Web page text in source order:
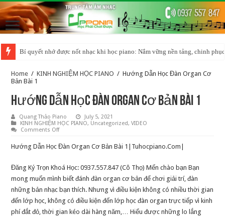
Bí quyết nhớ được nốt nhạc khi học piano: Nắm vững nền tảng, chinh
Home / KINH NGHIỆM HỌC PIANO / Hướng Dẫn Học Đàn Organ Cơ
Bản Bài 1
Hướng Dẫn Học Đàn Organ Cơ Bản Bài 1
Quang Thảo Piano
July 5, 2021
KINH NGHIỆM HỌC PIANO, Uncategorized,VIDEO
Comments Offon
Dẫn
Học
Cơ
Bản
Bài
1
Hướng Dẫn Học Đàn Organ Cơ Bản Bài 1|Tuhocpiano.Com|
Đăng Ký Trọn Khoá Học: 0937.557.847 (Cô Thọ) Mến chào bạn Bạn
mong muốn mình biết đánh đàn organ cơ bản để chơi giải trí, đàn
những bản nhạc bạn thích. Nhưng vì điều kiện không có nhiều thời gian
đến lớp học, không có điều kiện đến lớp học đàn organ trực tiếp vì kinh
phí đắt đỏ, thời gian kéo dài hàng năm,… Hiểu được những lo lắng